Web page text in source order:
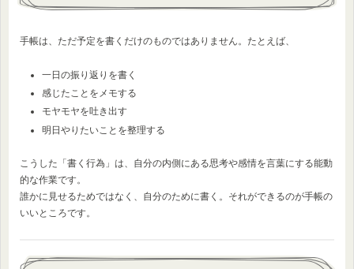
手帳は、ただ予定を書くだけのものではありません。たとえば、
一日の振り返りを書く
感じたことをメモする
モヤモヤを吐き出す
明日やりたいことを整理する
こうした「書く行為」は、自分の内側にある思考や感情を言葉にする能動
的な作業です。
誰かに見せるためではなく、自分のために書く。それができるのが手帳の
いいところです。